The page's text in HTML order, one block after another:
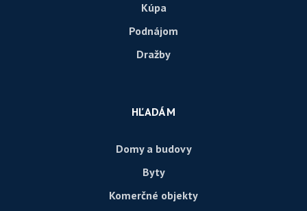
Kúpa
Podnájom
Dražby
HĽADÁM
Domy a budovy
Byty
Komerčné objekty